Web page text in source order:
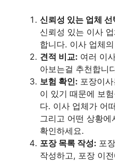
신뢰성 있는 업체 선
신뢰성 있는 이사
합니다. 이사 업체
견적 비교: 여러 이
아보는걸 추천합니
보험 확인: 포장이
이 있기 때문에 보
다. 이사 업체가 어
그리고 어떤 상황에
확인하세요.
포장 목록 작성: 포
작성하고, 포장 이